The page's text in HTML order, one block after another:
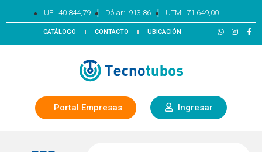
UF: 40.844,79 | Dólar: 913,86 | UTM: 71.649,00
CATÁLOGO CONTACTO UBICACIÓN
Portal Empresas Ingresar